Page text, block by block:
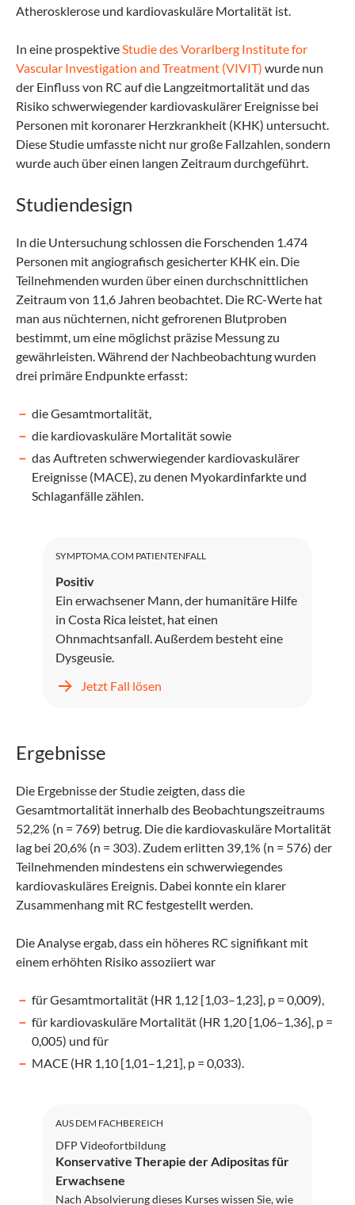
Atherosklerose und kardiovaskuläre Mortalität ist.
In eine prospektiveStudie des Vorarlberg Institute for
Vascular Investigation and Treatment (VIVIT) wurde nun
der Einfluss von RC auf die Langzeitmortalität und das
Risiko schwerwiegender kardiovaskulärer Ereignisse bei
Personen mit koronarer Herzkrankheit (KHK) untersucht.
Diese Studie umfasste nicht nur große Fallzahlen, sondern
wurde auch über einen langen Zeitraum durchgeführt.
Studiendesign
In die Untersuchung schlossen die Forschenden 1.474
Personen mit angiografisch gesicherter KHK ein. Die
Teilnehmenden wurden über einen durchschnittlichen
Zeitraum von 11,6 Jahren beobachtet. Die RC-Werte hat
man aus nüchternen, nicht gefrorenen Blutproben
bestimmt, um eine möglichst präzise Messung zu
gewährleisten. Während der Nachbeobachtung wurden
drei primäre Endpunkte erfasst:
die Gesamtmortalität,
die kardiovaskuläre Mortalität sowie
das Auftreten schwerwiegender kardiovaskulärer
Ereignisse (MACE), zu denen Myokardinfarkte und
Schlaganfälle zählen.
SYMPTOMA.COM PATIENTENFALL
Positiv
Ein erwachsener Mann, der humanitäre Hilfe
in Costa Rica leistet, hat einen
Ohnmachtsanfall. Außerdem besteht eine
Dysgeusie.
Jetzt Fall lösen
Ergebnisse
Die Ergebnisse der Studie zeigten, dass die
Gesamtmortalität innerhalb des Beobachtungszeitraums
52,2% (n = 769) betrug. Die die kardiovaskuläre Mortalität
lag bei 20,6% (n = 303). Zudem erlitten 39,1% (n = 576) der
Teilnehmenden mindestens ein schwerwiegendes
kardiovaskuläres Ereignis. Dabei konnte ein klarer
Zusammenhang mit RC festgestellt werden.
Die Analyse ergab, dass ein höheres RC signifikant mit
einem erhöhten Risiko assoziiert war
für Gesamtmortalität (HR 1,12 [1,03–1,23], p = 0,009),
für kardiovaskuläre Mortalität (HR 1,20 [1,06–1,36], p =
0,005) und für
MACE (HR 1,10 [1,01–1,21], p = 0,033).
AUS DEM FACHBEREICH
DFP Videofortbildung
Konservative Therapie der Adipositas für
Erwachsene
Nach Absolvierung dieses Kurses wissen Sie, wie